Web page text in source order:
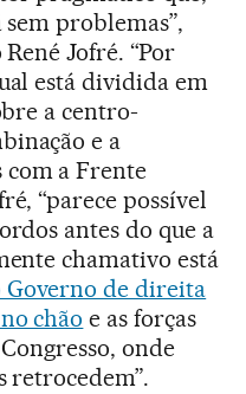
problemas”,
Jofré. “Por
está dividida em
a centro-
e a
com a Frente
“parece possível
antes do que a
chamativo está
Governo de direita
chão e as forças
onde
retrocedem”.